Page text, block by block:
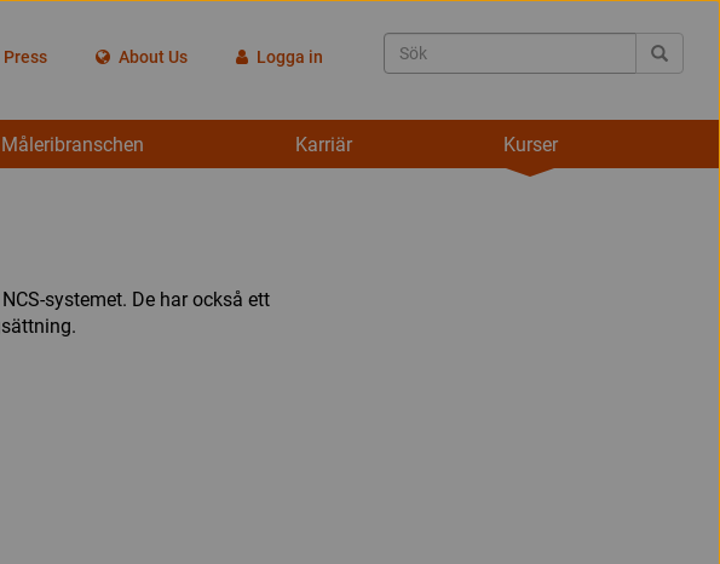
Press About Us Logga in
Måleribranschen Karriär Kurser
systemet. De har också ett